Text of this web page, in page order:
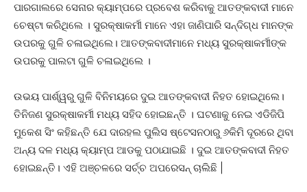
ପାରଗାଲରେ ସେନାର କ୍ୟାମ୍ପରେ ପ୍ରବେଶ କରିବାକୁ ଆତଙ୍କବାଦୀ ମାନେ
ଚେଷ୍ଟା କରିଥିଲେ । ସୁରକ୍ଷାକର୍ମୀ ମାନେ ଏହା ଜାଣିପାରି ସନ୍ଦିଗ୍ଧ ମାନଙ୍କ
ଉପରକୁ ଗୁଳି ଚଳାଇଥିଲେ। ଆତଙ୍କବାଦୀମାନେ ମଧ୍ୟ ସୁରକ୍ଷାକର୍ମୀଙ୍କ
ଉପରକୁ ପାଲଟା ଗୁଳି ଚଳାଇଥିଲେ ।
ଉଭୟ ପାର୍ଶ୍ୱରୁ ଗୁଳି ବିନିମୟରେ ଦୁଇ ଆତଙ୍କବାଦୀ ନିହତ ହୋଇଥିଲେ।
ତିନିଜଣ ସୁରକ୍ଷାକର୍ମୀ ମଧ୍ୟ ସହିଦ ହୋଇଛନ୍ତି । ଘଟଣାକୁ ନେଇ ଏଡିଜିପି
ମୁକେଶ ସିଂ କହିଛନ୍ତି ଯେ ଦାରହଲ ପୁଲିସ ଷ୍ଟେସନଠାରୁ ୬କିମି ଦୂରରେ ଥିବା
ଅନ୍ୟ ଦଳ ମଧ୍ୟ କ୍ୟାମ୍ପ ଆଡକୁ ପଠାଯାଇଛି । ଦୁଇ ଆତଙ୍କବାଦୀ ନିହତ
ହୋଇଛନ୍ତି। ଏହି ଅଞ୍ଚଳରେ ସର୍ଚ୍ଚ ଅପରେସନ୍ ଚାଲିଛି |